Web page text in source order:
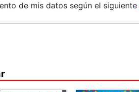
de mis datos según el siguiente